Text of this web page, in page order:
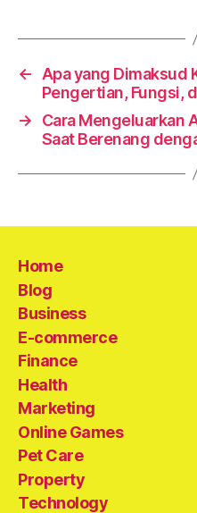
←
Apa yang Dimaksud
Pengertian, Fungsi,
→
Cara Mengeluarkan
Saat Berenang
Home
Blog
Business
E-commerce
Finance
Health
Marketing
Online Games
Pet Care
Property
Technology